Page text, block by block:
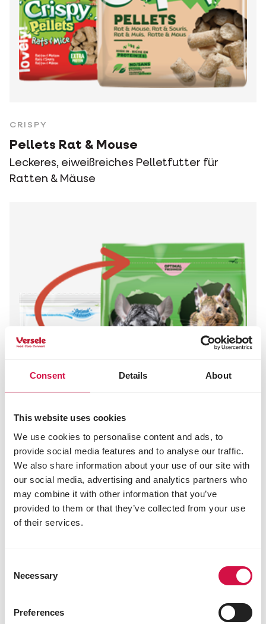
Consent Details About
This website uses cookies
We use cookies to personalise content and ads, to
provide social media features and to analyse our traffic.
We also share information about your use of our site with
our social media, advertising and analytics partners who
may combine it with other information that you’ve
provided to them or that they’ve collected from your use
of their services.
Selection
Necessary
Preferences
CRISPY
Pellets Rat & Mouse
Leckeres, eiweißreiches Pelletfutter für
Ratten & Mäuse
CRISPY
Leckeres und faserreiches Pelletfutter für
Chinchillas & Degus